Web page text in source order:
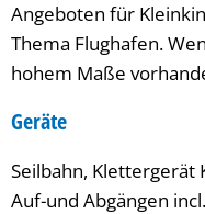
Angeboten für
Thema Flughafen.
hohem Maße
Geräte
Seilbahn,
Auf-und Abgängen